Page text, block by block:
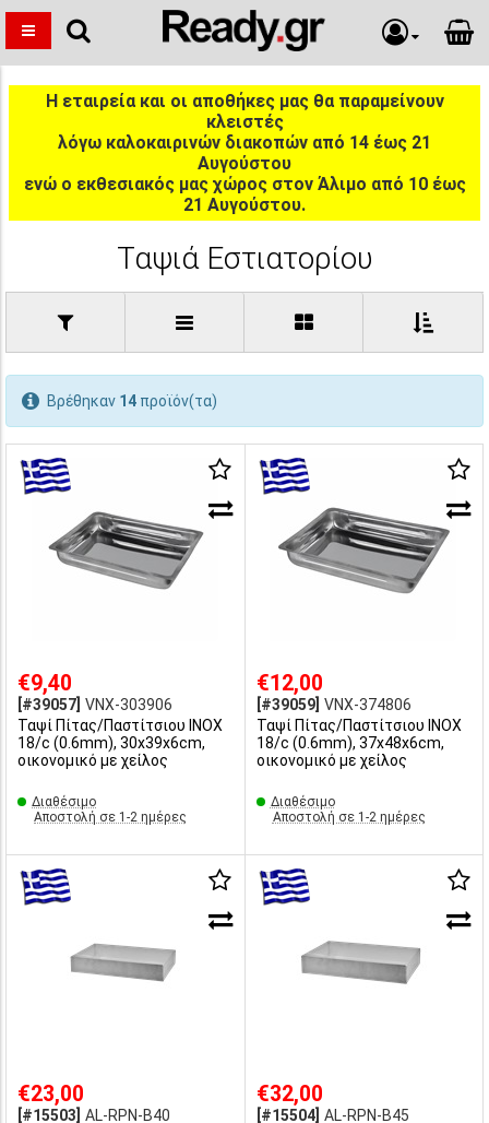
Η εταιρεία και οι αποθήκες μας θα παραμείνουν
κλειστές
λόγω καλοκαιρινών διακοπών από 14 έως 21
Αυγούστου
ενώ ο εκθεσιακός μας χώρος στον Άλιμο από 10 έως
21 Αυγούστου.
Ταψιά Εστιατορίου
Βρέθηκαν 14 προϊόν(τα)
€9,40
[#39057] VNX-303906
Ταψί Πίτας/Παστίτσιου INOX
18/c (0.6mm), 30x39x6cm,
οικονομικό με χείλος
Διαθέσιμο
Αποστολή σε 1-2 ημέρες
€12,00
[#39059] VNX-374806
Ταψί Πίτας/Παστίτσιου INOX
18/c (0.6mm), 37x48x6cm,
οικονομικό με χείλος
Διαθέσιμο
Αποστολή σε 1-2 ημέρες
€23,00
[#15503] AL-RPN-B40
€32,00
[#15504] AL-RPN-B45